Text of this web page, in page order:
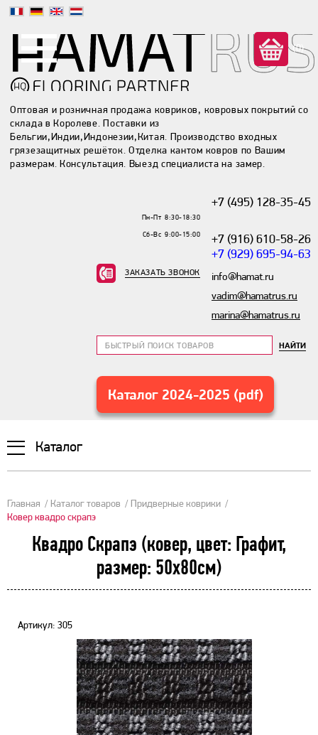
Оптовая и розничная продажа ковриков, ковровых покрытий со
склада в Королеве. Поставки из
Бельгии,Индии,Индонезии,Китая. Производство входных
грязезащитных решёток. Отделка кантом ковров по Вашим
размерам. Консультация. Выезд специалиста на замер.
(0)
+7 (495) 128-35-45
+7 (916) 610-58-26
+7 (929) 695-94-63
info@hamat.ru
vadim@hamatrus.ru
marina@hamatrus.ru
Пн-Пт 8:30-18:30
Сб-Вс 9:00-15:00
ЗАКАЗАТЬ ЗВОНОК
НАЙТИ
Каталог 2024-2025 (pdf)
Каталог
Главная Каталог товаров
Придверные коврики
Ковер квадро скрапэ
Квадро Скрапэ (ковер, цвет: Графит,
размер: 50х80см)
Артикул: 305